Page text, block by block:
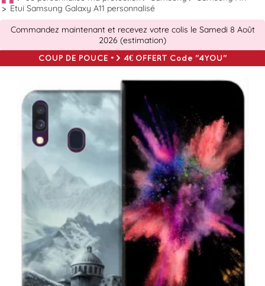
Etui Samsung Galaxy A11 personnalisé
Commandez maintenant et recevez votre colis le Samedi 8 Août
2026 (estimation)
COUP DE POUCE => 4€ OFFERT Code "4YOU"